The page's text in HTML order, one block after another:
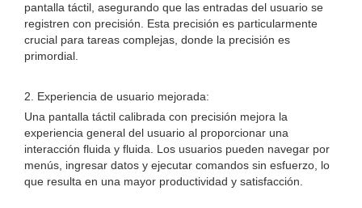
pantalla táctil, asegurando que las entradas del usuario se
registren con precisión. Esta precisión es particularmente
crucial para tareas complejas, donde la precisión es
primordial.
2. Experiencia de usuario mejorada:
Una pantalla táctil calibrada con precisión mejora la
experiencia general del usuario al proporcionar una
interacción fluida y fluida. Los usuarios pueden navegar por
menús, ingresar datos y ejecutar comandos sin esfuerzo, lo
que resulta en una mayor productividad y satisfacción.